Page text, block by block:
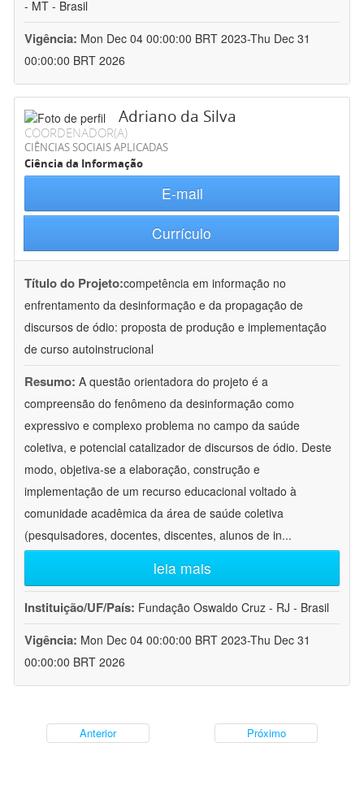
- MT - Brasil
Vigência: Mon Dec 04 00:00:00 BRT 2023-Thu Dec 31
00:00:00 BRT 2026
Adriano da Silva
COORDENADOR(A)
CIÊNCIAS SOCIAIS APLICADAS
Ciência da Informação
E-mail
Currículo
Título do Projeto:competência em informação no
enfrentamento da desinformação e da propagação de
discursos de ódio: proposta de produção e implementação
de curso autoinstrucional
Resumo: A questão orientadora do projeto é a
compreensão do fenômeno da desinformação como
expressivo e complexo problema no campo da saúde
coletiva, e potencial catalizador de discursos de ódio. Deste
modo, objetiva-se a elaboração, construção e
implementação de um recurso educacional voltado à
comunidade acadêmica da área de saúde coletiva
(pesquisadores, docentes, discentes, alunos de in...
leia mais
Instituição/UF/País: Fundação Oswaldo Cruz - RJ - Brasil
Vigência: Mon Dec 04 00:00:00 BRT 2023-Thu Dec 31
00:00:00 BRT 2026
Anterior Próximo